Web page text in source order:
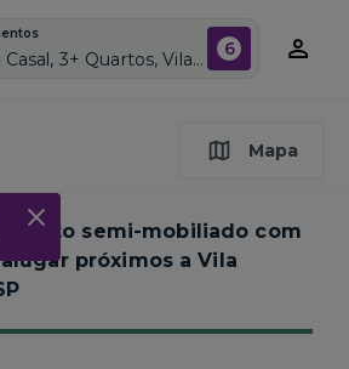
Individual ou Casal, 3+ Quartos, Vila Monumento, Vagas de garagem: Sim, Semi mobiliado, Piscina 6
Mapa
semi-mobiliado com
próximos aVila